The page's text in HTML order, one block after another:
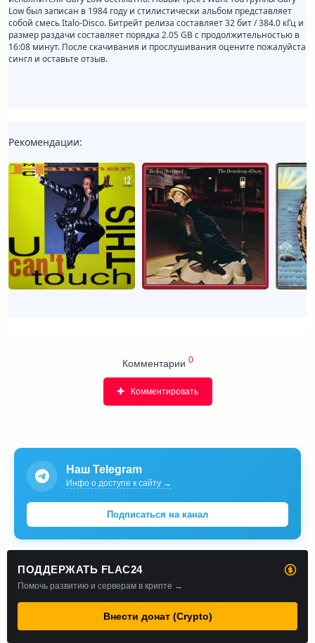
Low был записан в 1984 году и стилистически альбом представляет
собой смесь Italo-Disco. Битрейт релиза составляет 32 бит / 384.0 кГц и
размер раздачи составляет порядка 2.05 GB с продолжительностью в
16:08 минут. После скачивания и прослушивания оцените пожалуйста
сингл и оставьте отзыв.
Рекомендации:
Комментарии 0
Комментировать
Наш Telegram
Инфо о доступе к сайту →
Подписаться на канал
ПОДДЕРЖАТЬ FLAC24
Помочь развитию и серверам в крипте →
Внести донат (Crypto)